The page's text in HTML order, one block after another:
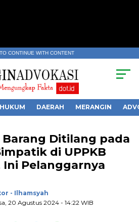
CONTINUE WITH CONTENT
HUKUM DAERAH MERANGIN
Ditilang pada
di UPPKB
Ini Pelanggarnya
- Ilhamsyah
20 Agustus 2024 - 14:22 WIB